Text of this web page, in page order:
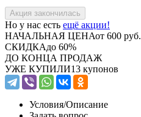
Но у нас есть ещё акции!
НАЧАЛЬНАЯ ЦЕНАот 600 руб.
СКИДКАдо 60%
ДО КОНЦА ПРОДАЖ
УЖЕ КУПИЛИ13 купонов
Условия/Описание